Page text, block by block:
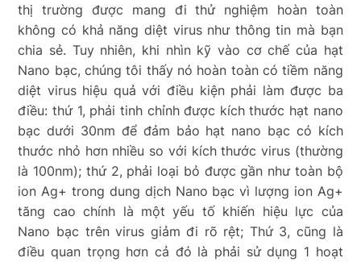
thị trường được mang đi thử nghiệm hoàn toàn
không có khả năng diệt virus như thông tin mà bạn
chia sẻ. Tuy nhiên, khi nhìn kỹ vào cơ chế của hạt
Nano bạc, chúng tôi thấy nó hoàn toàn có tiềm năng
diệt virus hiệu quả với điều kiện phải làm được ba
điều: thứ 1, phải tinh chỉnh được kích thước hạt nano
bạc dưới 30nm để đảm bảo hạt nano bạc có kích
thước nhỏ hơn nhiều so với kích thước virus (thường
là 100nm); thứ 2, phải loại bỏ được gần như toàn bộ
ion Ag+ trong dung dịch Nano bạc vì lượng ion Ag+
tăng cao chính là một yếu tố khiến hiệu lực của
Nano bạc trên virus giảm đi rõ rệt; Thứ 3, cũng là
điều quan trọng hơn cả đó là phải sử dụng 1 hoạt